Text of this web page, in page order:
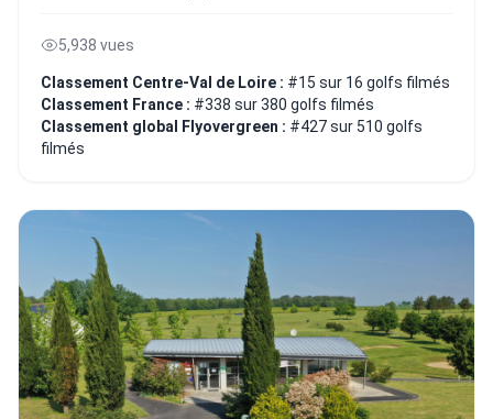
5,938 vues
Classement Centre-Val de Loire : #15 sur 16 golfs filmés
Classement France : #338 sur 380 golfs filmés
Classement global Flyovergreen : #427 sur 510 golfs
filmés